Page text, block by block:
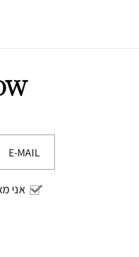
E-MAIL
אני